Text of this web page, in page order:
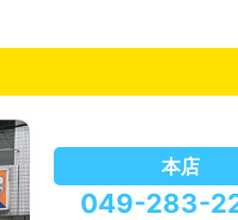
本店
049-283-